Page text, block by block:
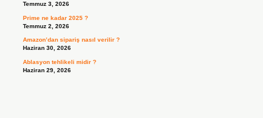
Temmuz 3, 2026
Prime ne kadar 2025 ?
Temmuz 2, 2026
Amazon’dan sipariş nasıl verilir ?
Haziran 30, 2026
Ablasyon tehlikeli midir ?
Haziran 29, 2026